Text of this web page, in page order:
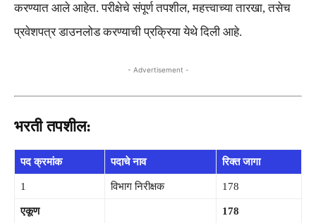
करण्यात आले आहेत. परीक्षेचे संपूर्ण तपशील, महत्त्वाच्या तारखा, तसेच
प्रवेशपत्र डाउनलोड करण्याची प्रक्रिया येथे दिली आहे.
- Advertisement -
भरती तपशील:
पद क्रमांक पदाचे नाव रिक्त जागा
1 विभाग निरीक्षक 178
एकूण 178